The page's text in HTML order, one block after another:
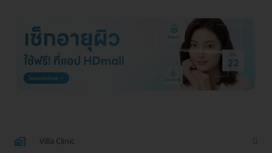
Villa Clinic